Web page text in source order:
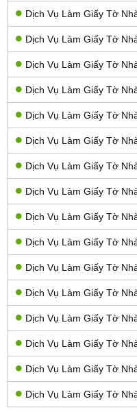
Dịch Vụ Làm Giấy Tờ
Dịch Vụ Làm Giấy Tờ
Dịch Vụ Làm Giấy Tờ
Dịch Vụ Làm Giấy Tờ
Dịch Vụ Làm Giấy Tờ
Dịch Vụ Làm Giấy Tờ
Dịch Vụ Làm Giấy Tờ
Dịch Vụ Làm Giấy Tờ
Dịch Vụ Làm Giấy Tờ
Dịch Vụ Làm Giấy Tờ
Dịch Vụ Làm Giấy Tờ
Dịch Vụ Làm Giấy Tờ
Dịch Vụ Làm Giấy Tờ
Dịch Vụ Làm Giấy Tờ
Dịch Vụ Làm Giấy Tờ
Dịch Vụ Làm Giấy Tờ